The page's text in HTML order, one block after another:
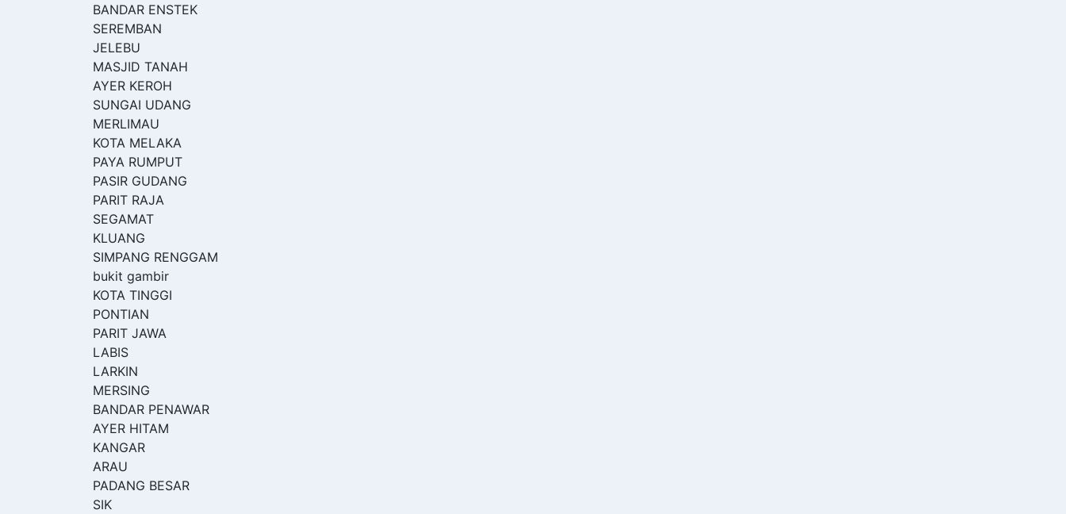
BANDAR ENSTEK
SEREMBAN
JELEBU
MASJID TANAH
AYER KEROH
SUNGAI UDANG
MERLIMAU
KOTA MELAKA
PAYA RUMPUT
PASIR GUDANG
PARIT RAJA
SEGAMAT
KLUANG
SIMPANG RENGGAM
bukit gambir
KOTA TINGGI
PONTIAN
PARIT JAWA
LABIS
LARKIN
MERSING
BANDAR PENAWAR
AYER HITAM
KANGAR
ARAU
PADANG BESAR
SIK